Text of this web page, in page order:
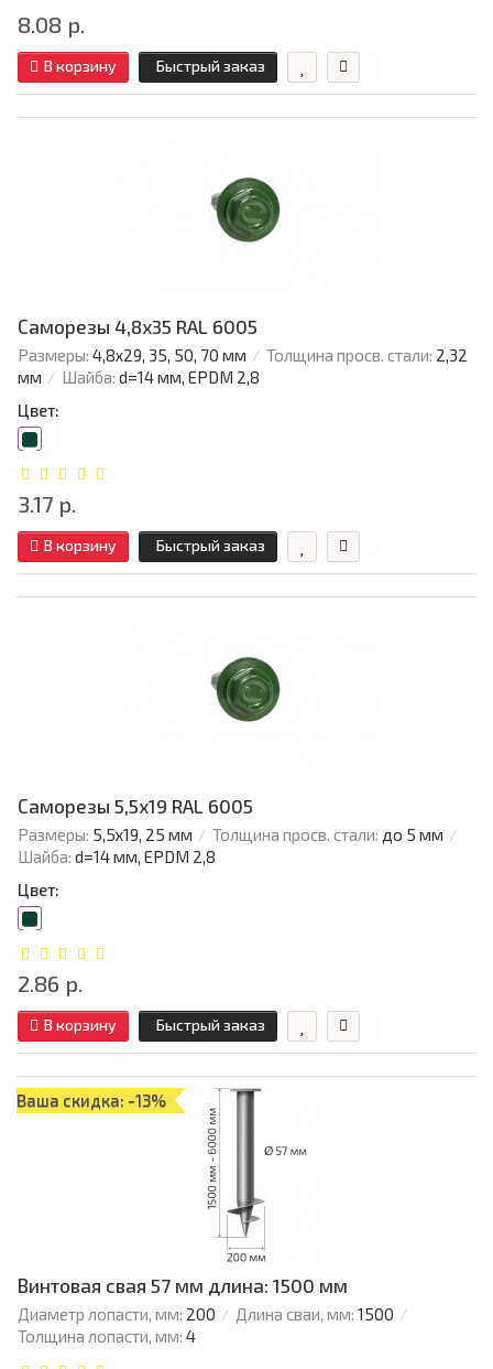
8.08 р.
В корзину Быстрый заказ
Саморезы 4,8х35 RAL 6005
Размеры: 4,8х29, 35, 50, 70 мм Толщина просв. стали: 2,32
мм
Шайба: d=14 мм, EPDM 2,8
Цвет:
3.17 р.
В корзину Быстрый заказ
Саморезы 5,5х19 RAL 6005
Размеры: 5,5х19, 25 мм Толщина просв. стали: до 5 мм
Шайба: d=14 мм, EPDM 2,8
Цвет:
2.86 р.
В корзину Быстрый заказ
Ваша скидка: -13%
Винтовая свая 57 мм длина: 1500 мм
Диаметр лопасти, мм: 200 Длина сваи, мм: 1500
Толщина лопасти, мм: 4